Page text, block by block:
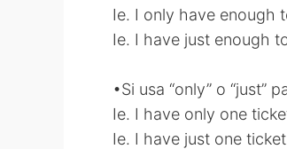
Ie. I only have enough
Ie. I have just enough
•Si usa “only” o “just”
Ie. I have only one
Ie. I have just one